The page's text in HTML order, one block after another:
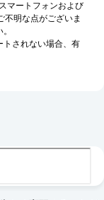
マートフォンおよび
不明な点がございま
トされない場合、有